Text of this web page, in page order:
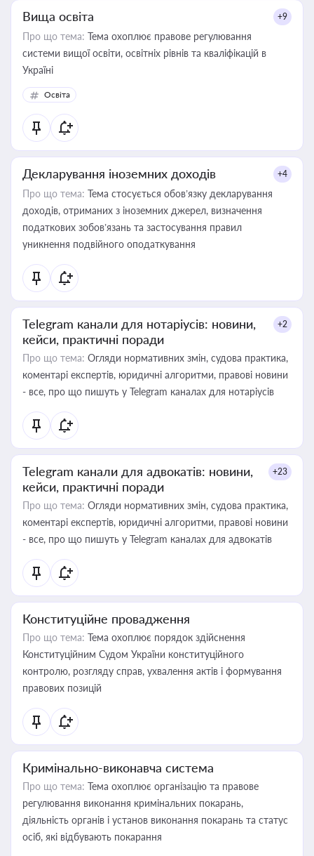
Вища освіта +9
Про що тема: Тема охоплює правове регулювання
системи вищої освіти, освітніх рівнів та кваліфікацій в
Україні
Освіта
Декларування іноземних доходів +4
Про що тема: Тема стосується обов’язку декларування
доходів, отриманих з іноземних джерел, визначення
податкових зобов’язань та застосування правил
уникнення подвійного оподаткування
Telegram канали для нотаріусів: новини,
кейси, практичні поради
+2
Про що тема: Огляди нормативних змін, судова практика,
коментарі експертів, юридичні алгоритми, правові новини
- все, про що пишуть у Telegram каналах для нотаріусів
Telegram канали для адвокатів: новини,
кейси, практичні поради
+23
Про що тема: Огляди нормативних змін, судова практика,
коментарі експертів, юридичні алгоритми, правові новини
- все, про що пишуть у Telegram каналах для адвокатів
Конституційне провадження
Про що тема: Тема охоплює порядок здійснення
Конституційним Судом України конституційного
контролю, розгляду справ, ухвалення актів і формування
правових позицій
Кримінально-виконавча система
Про що тема: Тема охоплює організацію та правове
регулювання виконання кримінальних покарань,
діяльність органів і установ виконання покарань та статус
осіб, які відбувають покарання